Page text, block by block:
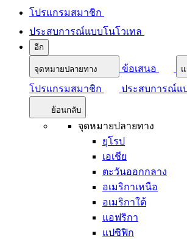
โปรแกรมสมาชิก
ประสบการณ์แบบโนโวเทล
อีก
จุดหมายปลายทาง ข้อเสนอ
โปรแกรมสมาชิก ประสบการณ์แ
ย้อนกลับ
จุดหมายปลายทาง
ยุโรป
เอเชีย
ตะวันออกกลาง
อเมริกาเหนือ
อเมริกาใต้
แอฟริกา
แปซิฟิก